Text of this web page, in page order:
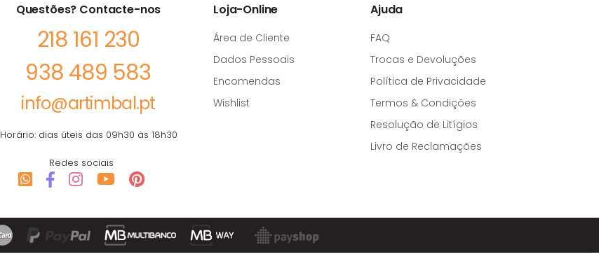
Questões? Contacte-nos
218 161 230
938 489 583
info@artimbal.pt
Horário: dias úteis das 09h30 às 18h30
Redes sociais
Loja-Online
Área de Cliente
Dados Pessoais
Encomendas
Wishlist
Ajuda
FAQ
Trocas e Devoluções
Política de Privacidade
Termos & Condições
Resolução de Litígios
Livro de Reclamações